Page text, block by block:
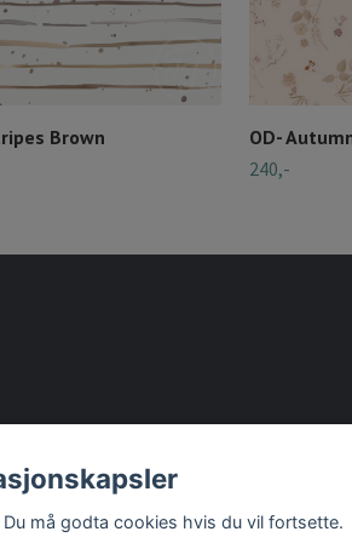
Brown
OD-
240,-
må godta cookies hvis du vil fortsette.